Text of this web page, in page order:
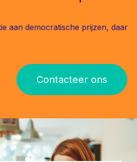
aan democratische prijzen, daar
Contacteer ons